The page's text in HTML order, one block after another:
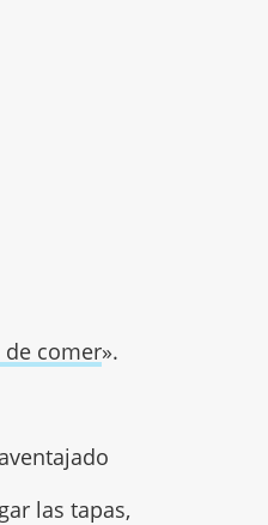
comer».
las tapas,